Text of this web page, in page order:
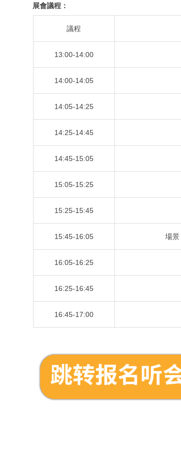
展會議程：
議程
13:00-14:00
14:00-14:05
14:05-14:25
14:25-14:45
14:45-15:05
15:05-15:25
15:25-15:45
15:45-16:05 場景
16:05-16:25
16:25-16:45
16:45-17:00